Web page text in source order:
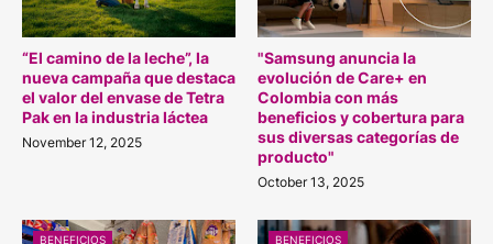
“El camino de la leche”, la
nueva campaña que destaca
el valor del envase de Tetra
Pak en la industria láctea
November 12, 2025
"Samsung anuncia la
evolución de Care+ en
Colombia con más
beneficios y cobertura para
sus diversas categorías de
producto"
October 13, 2025
BENEFICIOS BENEFICIOS